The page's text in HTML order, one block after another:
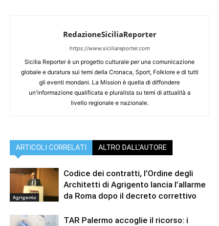
RedazioneSiciliaReporter
https://www.siciliareporter.com
Sicilia Reporter è un progetto culturale per una comunicazione
globale e duratura sui temi della Cronaca, Sport, Folklore e di tutti
gli eventi mondani. La Mission è quella di diffondere
un'informazione qualificata e pluralista su temi di attualità a
livello regionale e nazionale.
ARTICOLI CORRELATI ALTRO DALL'AUTORE
Agrigento
Codice dei contratti, l’Ordine degli
Architetti di Agrigento lancia l’allarme
da Roma dopo il decreto correttivo
TAR Palermo accoglie il ricorso: i